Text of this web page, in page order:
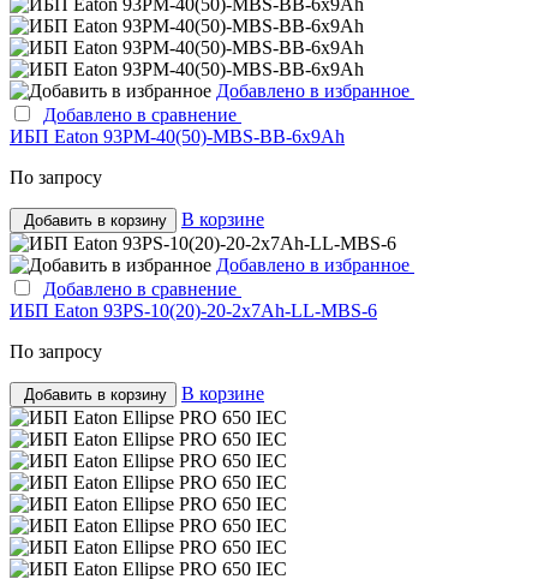
Добавлено в избранное
Добавлено в сравнение
ИБП Eaton 93PM-40(50)-MBS-BB-6x9Ah
По запросу
Добавить в корзину В корзине
Добавлено в избранное
Добавлено в сравнение
ИБП Eaton 93PS-10(20)-20-2x7Ah-LL-MBS-6
По запросу
Добавить в корзину В корзине